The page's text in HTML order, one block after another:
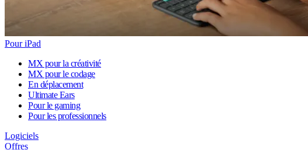
Pour iPad
MX pour la créativité
MX pour le codage
En déplacement
Ultimate Ears
Pour le gaming
Pour les professionnels
Logiciels
Offres